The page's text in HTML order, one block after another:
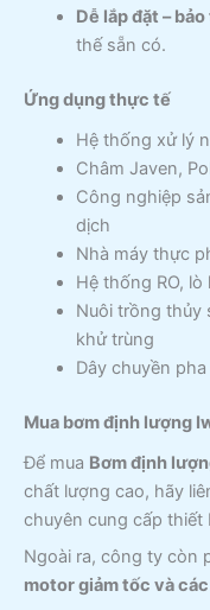
Dễ lắp đặt –
thế sẵn có.
Ứng dụng thực tế
Hệ thống xử lý
Châm Javen,
Công nghiệp
dịch
Nhà máy thực
Hệ thống RO,
Nuôi trồng thủy
khử trùng
Dây chuyền
Mua bơm định lượng
Để mua Bơm định
chất lượng cao, hãy
chuyên cung cấp
Ngoài ra, công ty còn
motor giảm tốc và